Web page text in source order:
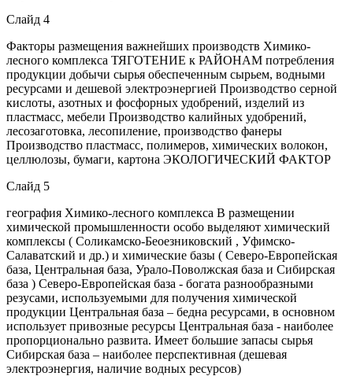
Слайд 4
Факторы размещения важнейших производств Химико-
лесного комплекса ТЯГОТЕНИЕ к РАЙОНАМ потребления
продукции добычи сырья обеспеченным сырьем, водными
ресурсами и дешевой электроэнергией Производство серной
кислоты, азотных и фосфорных удобрений, изделий из
пластмасс, мебели Производство калийных удобрений,
лесозаготовка, лесопиление, производство фанеры
Производство пластмасс, полимеров, химических волокон,
целлюлозы, бумаги, картона ЭКОЛОГИЧЕСКИЙ ФАКТОР
Слайд 5
география Химико-лесного комплекса В размещении
химической промышленности особо выделяют химический
комплексы ( Соликамско-Беоезниковский , Уфимско-
Салаватский и др.) и химические базы ( Северо-Европейская
база, Центральная база, Урало-Поволжская база и Сибирская
база ) Северо-Европейская база - богата разнообразными
резусами, используемыми для получения химической
продукции Центральная база – бедна ресурсами, в основном
использует привозные ресурсы Центральная база - наиболее
пропорционально развита. Имеет большие запасы сырья
Сибирская база – наиболее перспективная (дешевая
электроэнергия, наличие водных ресурсов)